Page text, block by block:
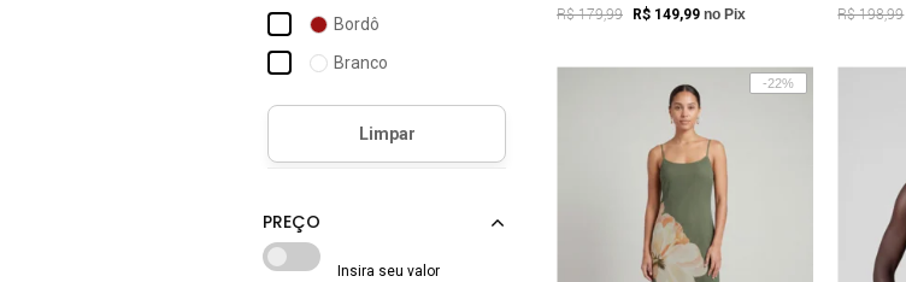
Bordô
Branco
Caramelo
Cinza
R$ 179,99 R$ 149,99 no Pix R$ 198,99
-22%